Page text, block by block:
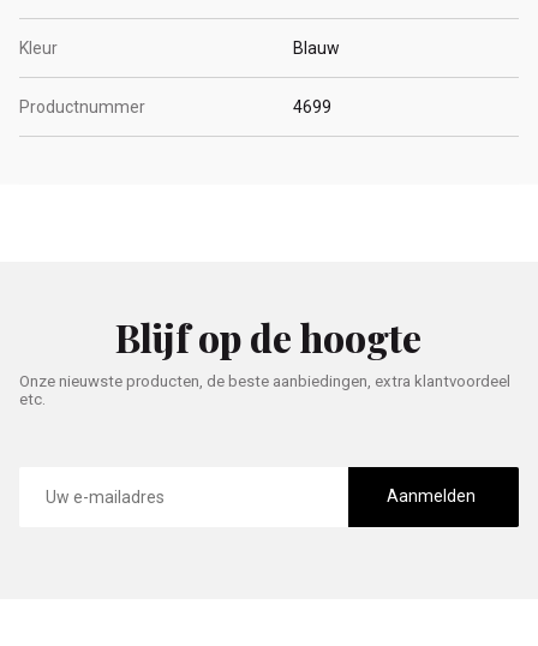
Kleur Blauw
Productnummer 4699
Blijf op de hoogte
Onze nieuwste producten, de beste aanbiedingen, extra klantvoordeel
etc.
mailadres
Aanmelden